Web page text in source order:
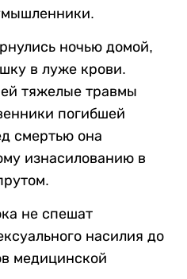
ночью домой,
в луже крови.
тяжелые травмы
погибшей
смертью она
изнасилованию в
не спешат
насилия до
медицинской